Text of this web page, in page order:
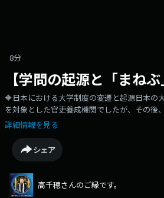
8分
【学問の起源と「まね
🔶日本における大学制度の変遷と起源日本の
を対象とした官吏養成機関でしたが、その
「種智院（しゅちいん）」など、多様な教育
大学制度が整えられ、大正7年の「大学令」
存する最古の大学としての龍谷大学日本に
年（寛永16年）、西本願寺に設けられた「
も途切れることなく継続され、すべての記
幕末から明治にかけての面影を今に伝えてお
く「学仏大慈心」の教え浄土真宗の学問の
詳細情報を見る
シェア
高千穂さんのご縁です。